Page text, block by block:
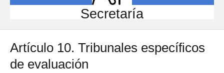
INVESTIGACIÓN
INTERNACIONAL
Directorio FCCE
Secretaría
Artículo 10. Tribunales específicos
de evaluación